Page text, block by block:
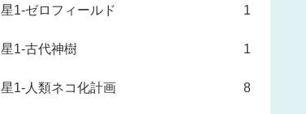
星1-ゼロフィールド 1
星1-古代神樹 1
星1-人類ネコ化計画 8